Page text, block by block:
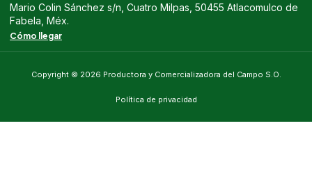
Mario Colin Sánchez s/n, Cuatro Milpas, 50455 Atlacomulco de
Fabela, Méx.
Cómo llegar
Copyright © 2026 Productora y Comercializadora del Campo S.O.
Política de privacidad